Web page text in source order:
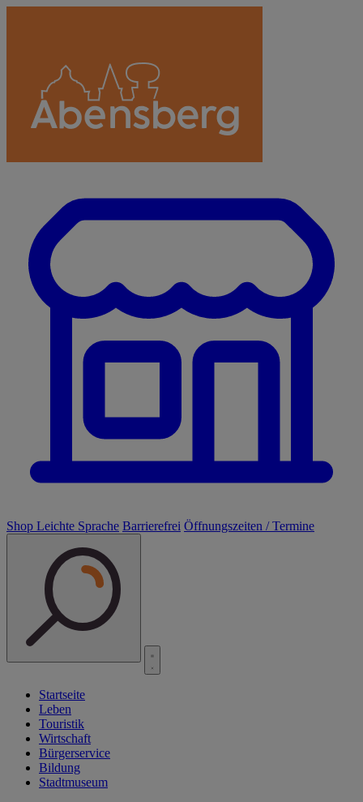
Shop Leichte Sprache Barrierefrei Öffnungszeiten / Termine
Startseite
Leben
Touristik
Wirtschaft
Bürgerservice
Bildung
Stadtmuseum